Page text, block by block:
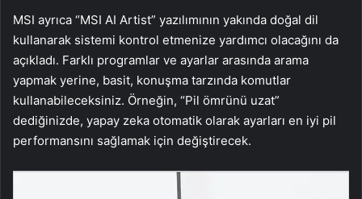
MSI ayrıca “MSI AI Artist” yazılımının yakında doğal dil
kullanarak sistemi kontrol etmenize yardımcı olacağını da
açıkladı. Farklı programlar ve ayarlar arasında arama
yapmak yerine, basit, konuşma tarzında komutlar
kullanabileceksiniz. Örneğin, “Pil ömrünü uzat”
dediğinizde, yapay zeka otomatik olarak ayarları en iyi pil
performansını sağlamak için değiştirecek.